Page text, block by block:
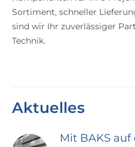
Sortiment, schneller
sind wir Ihr zuverlässiger
Technik.
Aktuelles
Mit BAKS